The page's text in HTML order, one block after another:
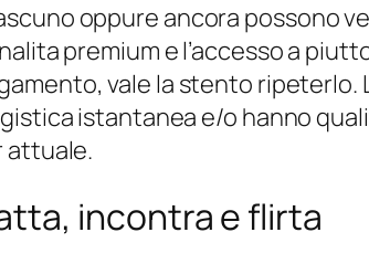
oppure ancora possono
premium e l’accesso a
vale la stento ripeterlo.
istantanea e/o hanno
attuale.
incontra e flirta